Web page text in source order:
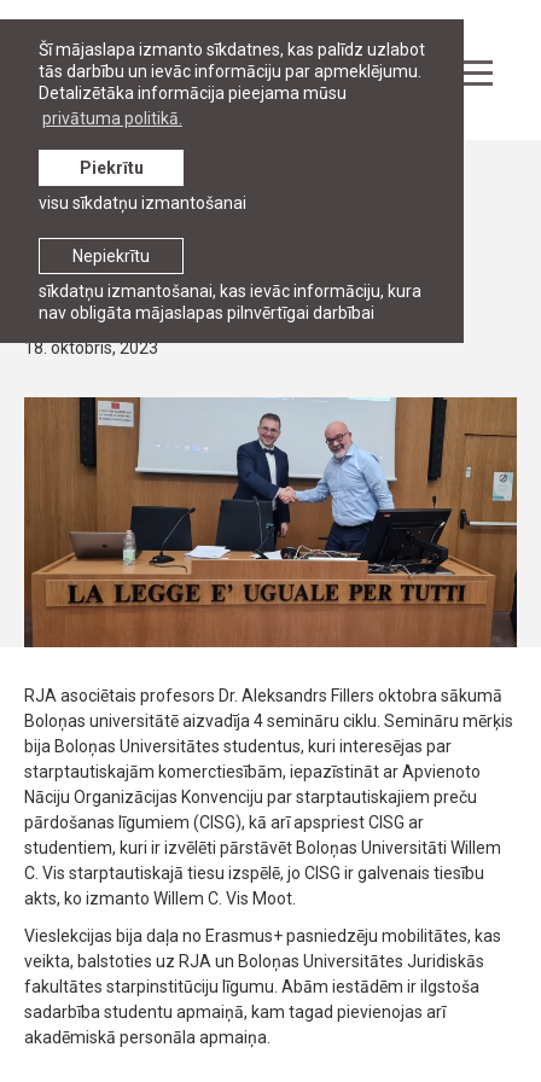
Šī mājaslapa izmanto sīkdatnes, kas palīdz uzlabot
tās darbību un ievāc informāciju par apmeklējumu.
Detalizētāka informācija pieejama mūsu
privātuma politikā.
Nepiekrītu
sīkdatņu izmantošanai, kas ievāc informāciju, kura
nav obligāta mājaslapas pilnvērtīgai darbībai
Piekrītu
visu sīkdatņu izmantošanai
Ziņas
RJA MĀCĪBSPĒKI
RJA asociētais profesors Aleksandrs
Fillers pasniedz Boloņas universitātē
18. oktobris, 2023
RJA asociētais profesors Dr. Aleksandrs Fillers oktobra sākumā
Boloņas universitātē aizvadīja 4 semināru ciklu. Semināru mērķis
bija Boloņas Universitātes studentus, kuri interesējas par
starptautiskajām komerctiesībām, iepazīstināt ar Apvienoto
Nāciju Organizācijas Konvenciju par starptautiskajiem preču
pārdošanas līgumiem (CISG), kā arī apspriest CISG ar
studentiem, kuri ir izvēlēti pārstāvēt Boloņas Universitāti Willem
C. Vis starptautiskajā tiesu izspēlē, jo CISG ir galvenais tiesību
akts, ko izmanto Willem C. Vis Moot.
Vieslekcijas bija daļa no Erasmus+ pasniedzēju mobilitātes, kas
veikta, balstoties uz RJA un Boloņas Universitātes Juridiskās
fakultātes starpinstitūciju līgumu. Abām iestādēm ir ilgstoša
sadarbība studentu apmaiņā, kam tagad pievienojas arī
akadēmiskā personāla apmaiņa.